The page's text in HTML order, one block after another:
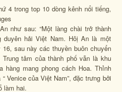
4 trong top 10 dòng kênh nổi tiếng,
như sau: “Một làng chài trở thành
hải Việt Nam. Hôị An là một
sau này các thuyền buôn chuyển
tâm của thành phố vẫn là khu
mang phong cách Hoa. Thỉnh
Venice của Việt Nam”, đặc trưng bởi
làm hai.